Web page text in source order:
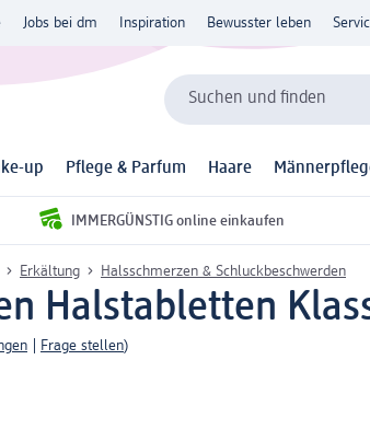
Jobs bei dm Inspiration Bewusster leben
Suchen und finden
up Pflege & Parfum Haare
IMMERGÜNSTIG online einkaufen
Erkältung Halsschmerzen & Schluckbeschwerden
Halstabletten
Frage stellen)